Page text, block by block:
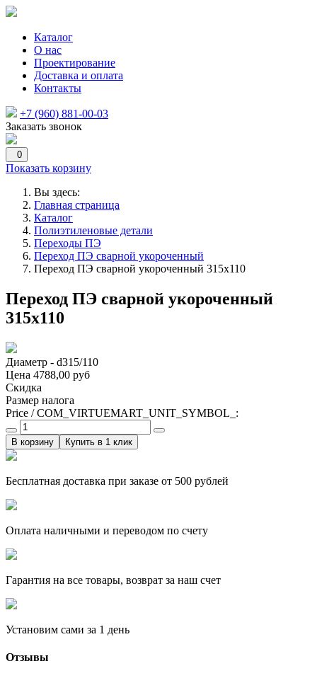
Каталог
О нас
Проектирование
Доставка и оплата
Контакты
+7 (960) 881-00-03
Заказать звонок
0
Показать корзину
Вы здесь:
Главная страница
Каталог
Полиэтиленовые детали
Переходы ПЭ
Переход ПЭ сварной укороченный
Переход ПЭ сварной укороченный 315х110
Переход ПЭ сварной укороченный
315х110
Диаметр - d315/110
Цена 4788,00 руб
Скидка
Размер налога
Price / COM_VIRTUEMART_UNIT_SYMBOL_:
Купить в 1 клик
Бесплатная доставка при заказе от 500 рублей
Оплата наличными и переводом по счету
Гарантия на все товары, возврат за наш счет
Установим сами за 1 день
Отзывы